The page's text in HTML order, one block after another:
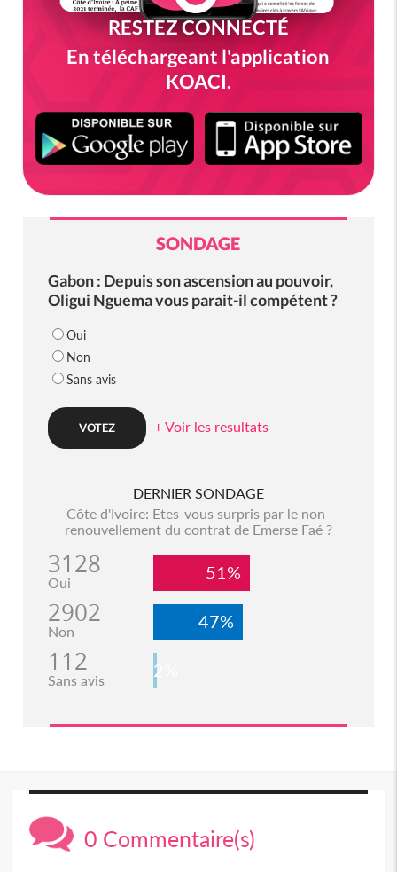
RESTEZ CONNECTÉ
En téléchargeant l'application
KOACI.
SONDAGE
Gabon : Depuis son ascension au pouvoir,
Oligui Nguema vous parait-il compétent ?
Oui
Non
Sans avis
+ Voir les resultats
DERNIER SONDAGE
Côte d'Ivoire: Etes-vous surpris par le non-
renouvellement du contrat de Emerse Faé ?
3128
Oui 51%
2902
Non 47%
112
Sans avis 2%
0 Commentaire(s)